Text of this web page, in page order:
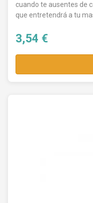
cuando te ausentes de
que entretendrá a tu
3,54 €